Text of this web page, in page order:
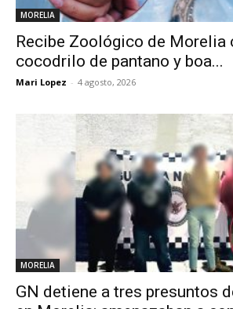
MORELIA
Recibe Zoológico de Morelia
cocodrilo de pantano y boa...
Mari Lopez - 4 agosto, 2026
MORELIA
GN detiene a tres presuntos